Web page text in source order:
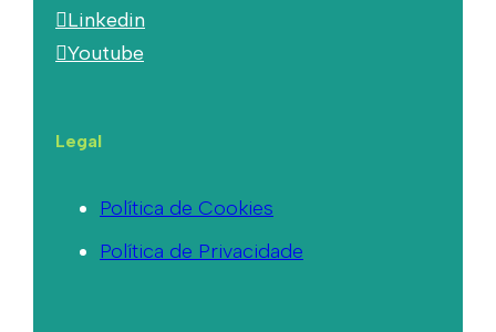
Linkedin
Youtube
Legal
Política de Cookies
Política de Privacidade